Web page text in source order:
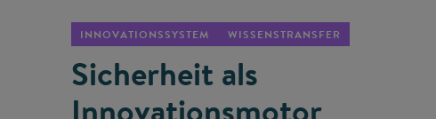
INNOVATIONSSYSTEM WISSENSTRANSFER
Sicherheit als